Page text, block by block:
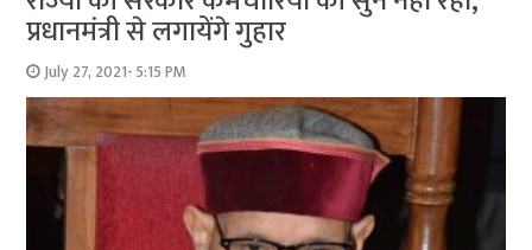
प्रधानमंत्री से लगायेंगे गुहार
July 27, 2021- 5:15 PM